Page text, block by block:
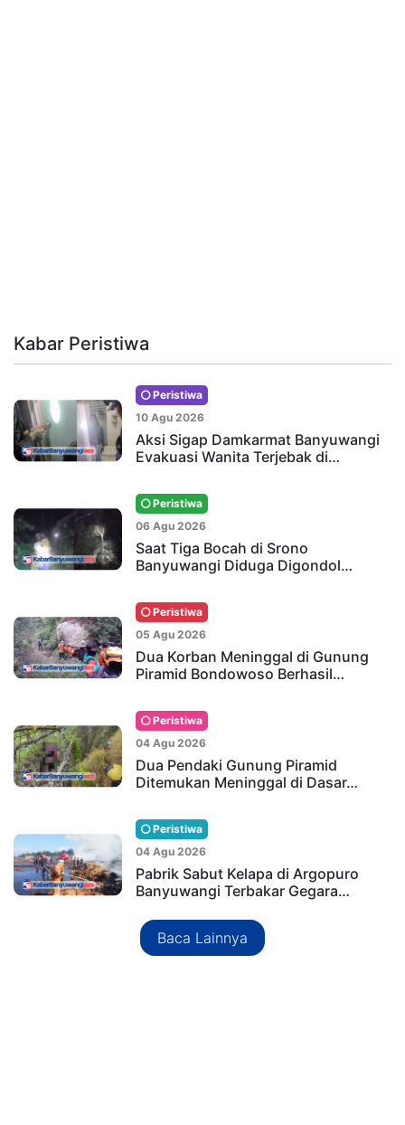
Kabar Peristiwa
Peristiwa
10 Agu 2026
Aksi Sigap Damkarmat Banyuwangi
Evakuasi Wanita Terjebak di…
Peristiwa
06 Agu 2026
Saat Tiga Bocah di Srono
Banyuwangi Diduga Digondol…
Peristiwa
05 Agu 2026
Dua Korban Meninggal di Gunung
Piramid Bondowoso Berhasil…
Peristiwa
04 Agu 2026
Dua Pendaki Gunung Piramid
Ditemukan Meninggal di Dasar…
Peristiwa
04 Agu 2026
Pabrik Sabut Kelapa di Argopuro
Banyuwangi Terbakar Gegara…
Baca Lainnya